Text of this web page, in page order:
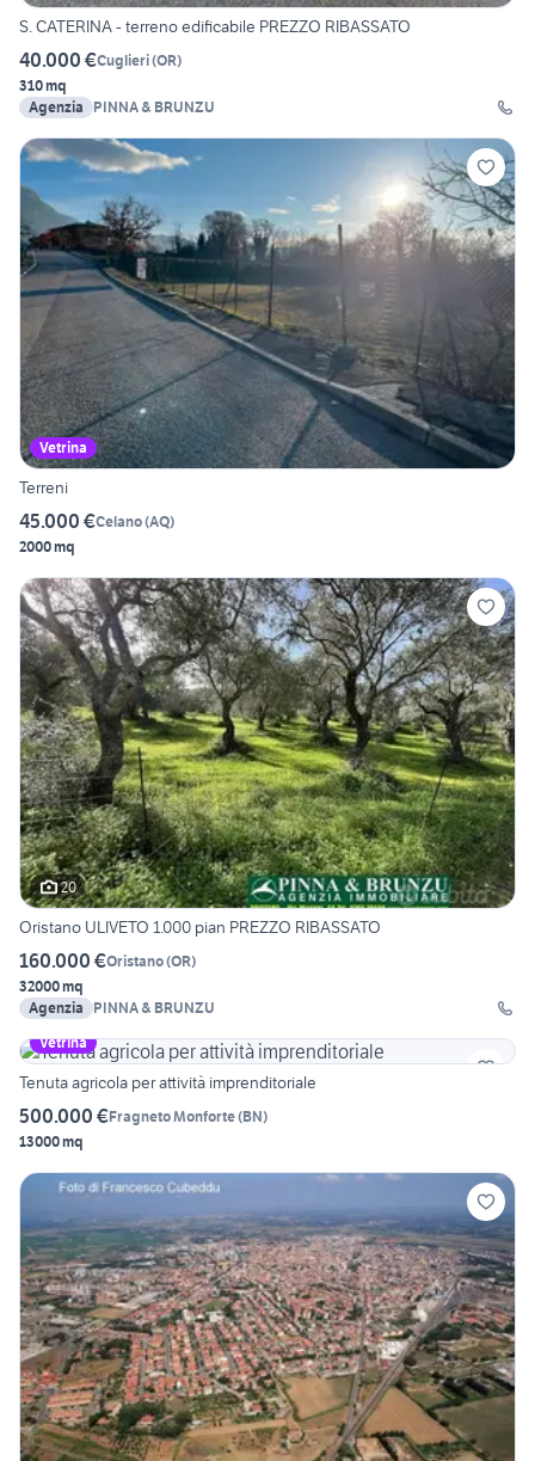
S. CATERINA - terreno edificabile PREZZO RIBASSATO
40.000 €Cuglieri(OR)
310 mq
Agenzia
PINNA & BRUNZU
Vetrina
Terreni
45.000 €Celano(AQ)
2000 mq
20
Oristano ULIVETO 1.000 pian PREZZO RIBASSATO
160.000 €Oristano(OR)
32000 mq
Agenzia
PINNA & BRUNZU
Vetrina
Tenuta agricola per attività imprenditoriale
500.000 €Fragneto Monforte(BN)
13000 mq